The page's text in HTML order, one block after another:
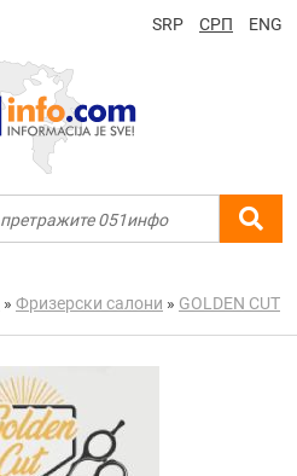
SRP СРП ENG
» Фризерски салони » GOLDEN CUT